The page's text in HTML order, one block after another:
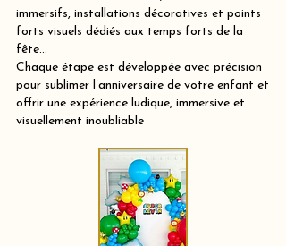
immersifs, installations décoratives et points
forts visuels dédiés aux temps forts de la
fête…
Chaque étape est développée avec précision
pour sublimer l’anniversaire de votre enfant et
offrir une expérience ludique, immersive et
visuellement inoubliable